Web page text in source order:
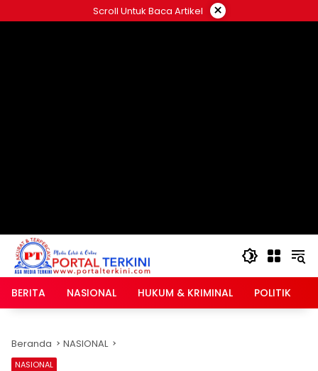
ke
Scroll Untuk Baca Artikel ×
BERITA NASIONAL HUKUM & KRIMINAL POLITIK
Beranda NASIONAL
NASIONAL